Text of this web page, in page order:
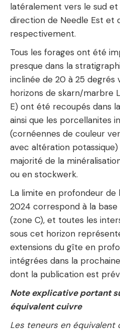
latéralement vers le sud
direction de Needle Est et
respectivement.
Tous les forages ont été
presque dans la
inclinée de 20 à 25 degrés
horizons de skarn/marbre
E) ont été recoupés dans
ainsi que les porcellanites
(cornéennes de couleur
avec altération
majorité de la
ou en stockwerk.
La limite en profondeur de
2024 correspond à la base
(zone C), et toutes les
sous cet horizon
extensions du gîte en
intégrées dans la
dont la publication est
Note explicative portant
équivalent cuivre
Les teneurs en équivalent